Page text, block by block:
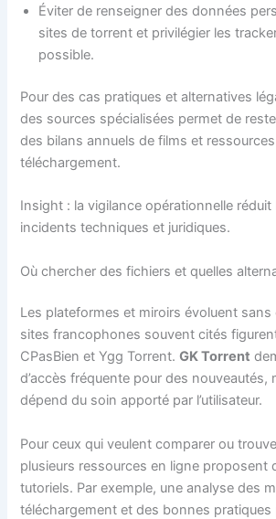
Éviter de renseigner des données
sites de torrent et privilégier les
possible.
Pour des cas pratiques et alternatives
des sources spécialisées permet de
des bilans annuels de films et
téléchargement.
Insight : la vigilance opérationnelle réduit
incidents techniques et juridiques.
Où chercher des fichiers et quelles
Les plateformes et miroirs évoluent sans
sites francophones souvent cités
CPasBien et Ygg Torrent.GK Torrent
d’accès fréquente pour des nouveautés,
dépend du soin apporté par l’utilisateur.
Pour ceux qui veulent comparer ou
plusieurs ressources en ligne proposent
tutoriels. Par exemple, une analyse des
téléchargement et des bonnes pratiques